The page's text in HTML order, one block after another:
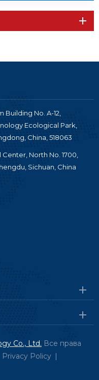
No. A-12,
Ecological Park,
China, 518063
North No. 1700,
Sichuan, China
Co., Ltd. Все права
Privacy Policy |